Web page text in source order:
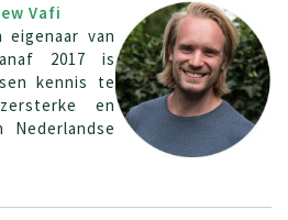
Vafi
van
2017 is
kennis te
en
Nederlandse